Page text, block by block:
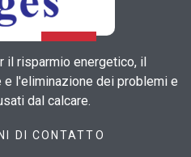
risparmio energetico, il
l'eliminazione dei problemi e
dal calcare.
DI CONTATTO